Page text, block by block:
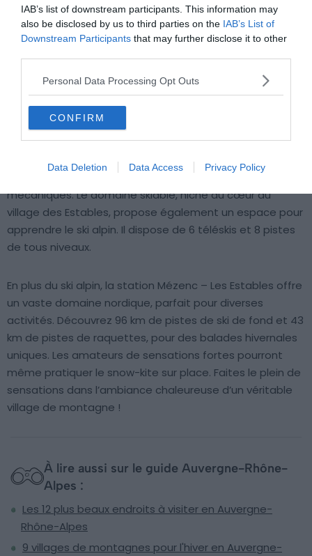
IAB’s list of downstream participants. This information may
also be disclosed by us to third parties on the IAB’s List of
Downstream Participants that may further disclose it to other
Personal Data Processing Opt Outs
CONFIRM
Data Deletion Data Access Privacy Policy
Crédit photo — Facebook
Partons ensuite à la découverte de la station Mézenc –
Les Estables, située en Haute-Loire. Avec une altitude
allant de 1 325 à 1 666m, c’est unestation idéale pour les
Profitez de 4,5 km de pistes adaptées aux
skieurs et snowboarders, desservies par 8 remontées
mécaniques. Le domaine skiable, niché au cœur du
village des Estables, propose également un espace pour
apprendre le ski alpin. Il dispose de 6 téléskis et 8 pistes
de tous niveaux.
En plus du ski alpin, la station Mézenc – Les Estables offre
un vaste domaine nordique, parfait pour diverses
activités. Découvrez 96 km de pistes de ski de fond et 43
km de pistes de raquettes, pour des balades hivernales
uniques. Les amateurs de sensations fortes pourront
même pratiquer le snow-kite sur place. Faites le plein de
sensations dans l’ambiance chaleureuse d’un véritable
village de montagne !
À lire aussi sur le guide Auvergne-Rhône-
Alpes :
Les 12 plus beaux endroits à visiter en Auvergne-
Rhône-Alpes
9 villages de montagnes pour l'hiver en Auvergne-